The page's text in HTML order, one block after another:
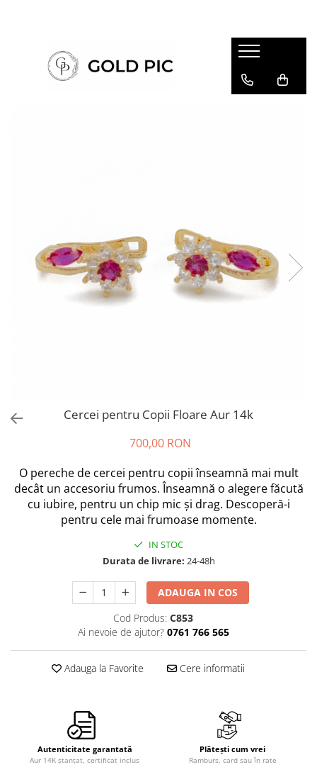
Cercei pentru Copii Floare Aur 14k
700,00 RON
O pereche de cercei pentru copii înseamnă mai mult
decât un accesoriu frumos. Înseamnă o alegere făcută
cu iubire, pentru un chip mic și drag. Descoperă-i
pentru cele mai frumoase momente.
IN STOC
Durata de livrare: 24-48h
ADAUGA IN COS
Cod Produs: C853
Ai nevoie de ajutor? 0761 766 565
Adauga la Favorite Cere informatii
Autenticitate garantată
Aur 14K ștanțat, certificat inclus
Plătești cum vrei
Ramburs, card sau în rate